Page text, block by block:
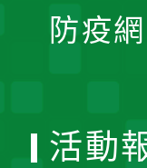
防疫
活動